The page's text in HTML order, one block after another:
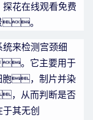
花在线观看免费
。
来检测宫颈细
。它主要用于
胞，制片并染
，从而判断是否
其无创